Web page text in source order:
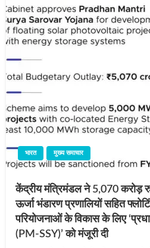
भारत मुख्य समाचार
केंद्रीय मंत्रिमंडल ने 5,070 करोड़
ऊर्जा भंडारण प्रणालियों सहित
परियोजनाओं के विकास के लिए
(PM-SSY)’ को मंजूरी दी